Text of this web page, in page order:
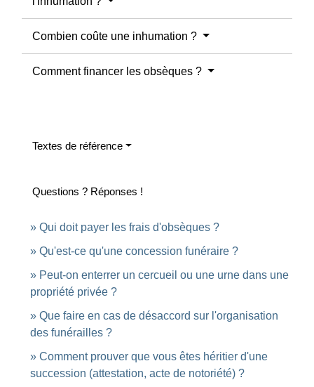
Combien coûte une inhumation ?
Comment financer les obsèques ?
Textes de référence
Questions ? Réponses !
Qui doit payer les frais d'obsèques ?
Qu'est-ce qu'une concession funéraire ?
Peut-on enterrer un cercueil ou une urne dans une
propriété privée ?
Que faire en cas de désaccord sur l'organisation
des funérailles ?
Comment prouver que vous êtes héritier d'une
succession (attestation, acte de notoriété) ?